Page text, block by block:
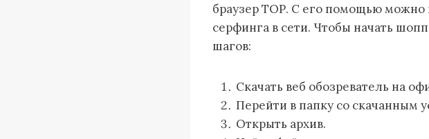
браузер ТОР. С его помощью можно
серфинга в сети. Чтобы начать
шагов:
Скачать веб обозреватель на
Перейти в папку со скачанным
Открыть архив.